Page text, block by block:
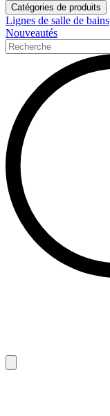
Catégories de produits
Lignes de salle de bains
Nouveautés